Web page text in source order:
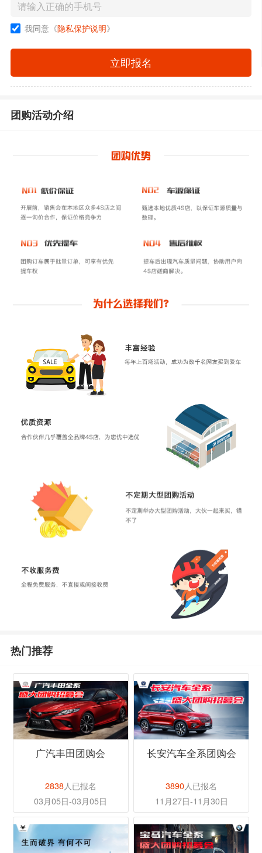
我同意《隐私保护说明》
立即报名
团购活动介绍
热门推荐
广汽丰田团购会
2838人已报名
03月05日-03月05日
长安汽车全系团购会
3890人已报名
11月27日-11月30日